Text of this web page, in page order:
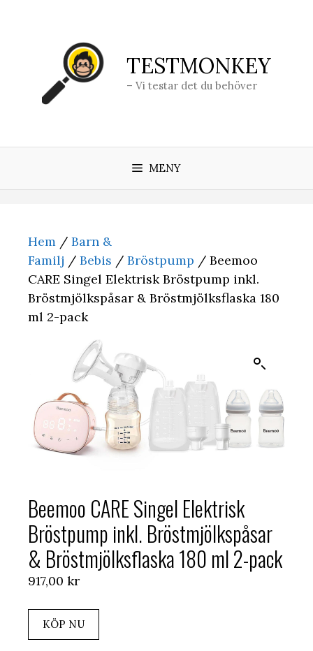
TESTMONKEY
– Vi testar det du behöver
MENY
Hem / Barn &
Familj / Bebis / Bröstpump / Beemoo
CARE Singel Elektrisk Bröstpump inkl.
Bröstmjölkspåsar & Bröstmjölksflaska 180
ml 2-pack
Beemoo CARE Singel Elektrisk
Bröstpump inkl. Bröstmjölkspåsar
& Bröstmjölksflaska 180 ml 2-pack
917,00 kr
KÖP NU